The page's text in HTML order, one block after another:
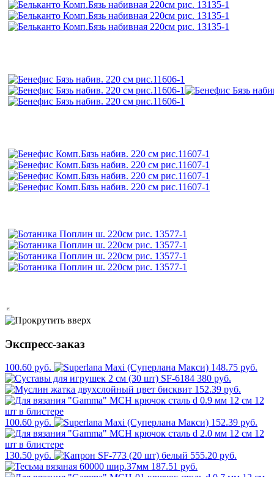
Экспресс-заказ
100.60 руб.
148.75 руб.
380 руб.
152.39 руб.
100.60 руб. 152.39 руб.
130.50 руб.
555.20 руб.
187.51 руб.